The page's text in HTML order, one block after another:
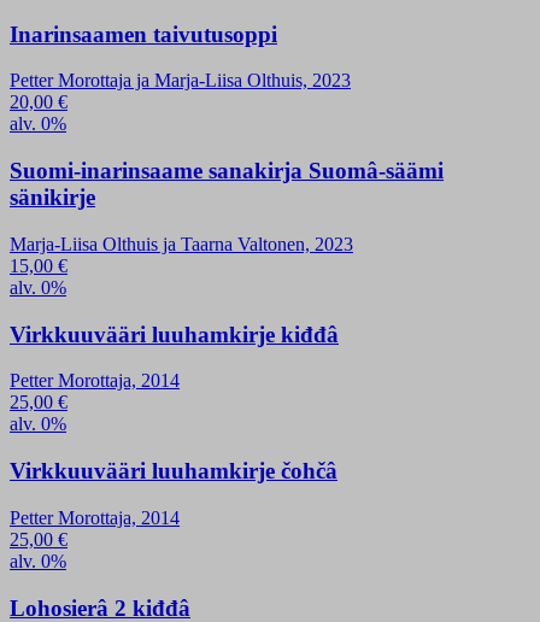
Inarinsaamen taivutusoppi
Petter Morottaja ja Marja-Liisa Olthuis, 2023
20,00 €
alv. 0%
Suomi-inarinsaame sanakirja Suomâ-säämi
sänikirje
Marja-Liisa Olthuis ja Taarna Valtonen, 2023
15,00 €
alv. 0%
Virkkuuvääri luuhamkirje kiđđâ
Petter Morottaja, 2014
25,00 €
alv. 0%
Virkkuuvääri luuhamkirje čohčâ
Petter Morottaja, 2014
25,00 €
alv. 0%
Lohosierâ 2 kiđđâ